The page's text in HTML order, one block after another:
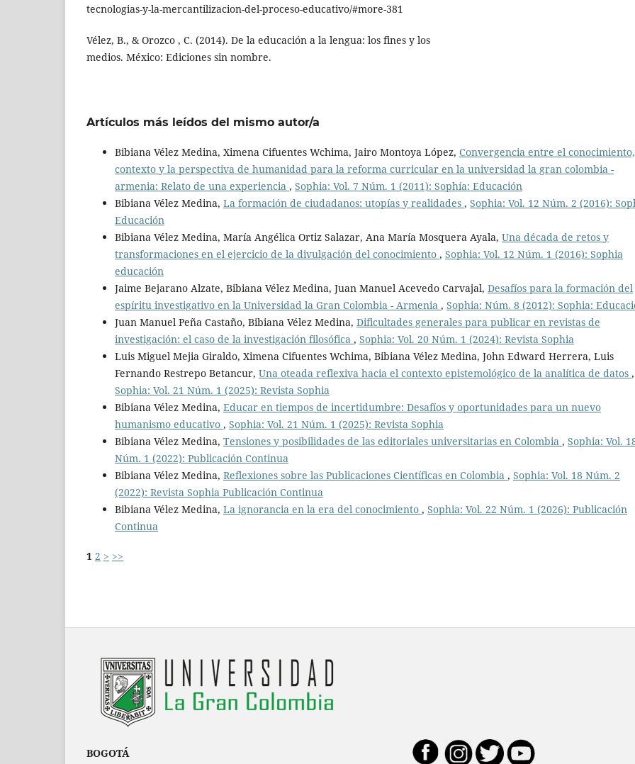
tecnologias-y-la-mercantilizacion-del-proceso-educativo/#more-381
Vélez, B., & Orozco , C. (2014). De la educación a la lengua: los fines y los
medios. México: Ediciones sin nombre.
Artículos más leídos del mismo autor/a
Bibiana Vélez Medina, Ximena Cifuentes Wchima, Jairo Montoya López, Convergencia entre el
contexto y la perspectiva de humanidad para la reforma curricular en la universidad la gran colombia -
armenia: Relato de una experiencia , Sophia: Vol. 7 Núm. 1 (2011): Sophía: Educación
Bibiana Vélez Medina, La formación de ciudadanos: utopías y realidades , Sophia: Vol. 12 Núm. 2 (2016):
Educación
Bibiana Vélez Medina, María Angélica Ortiz Salazar, Ana María Mosquera Ayala, Una década de retos y
transformaciones en el ejercicio de la divulgación del conocimiento , Sophia: Vol. 12 Núm. 1 (2016): Sophia
educación
Jaime Bejarano Alzate, Bibiana Vélez Medina, Juan Manuel Acevedo Carvajal, Desafíos para la formación del
espíritu investigativo en la Universidad la Gran Colombia - Armenia , Sophia: Núm. 8 (2012): Sophia:
Juan Manuel Peña Castaño, Bibiana Vélez Medina, Dificultades generales para publicar en revistas de
investigación: el caso de la investigación filosófica , Sophia: Vol. 20 Núm. 1 (2024): Revista Sophia
Luis Miguel Mejia Giraldo, Ximena Cifuentes Wchima, Bibiana Vélez Medina, John Edward Herrera, Luis
Fernando Restrepo Betancur, Una oteada reflexiva hacia el contexto epistemológico de la analítica de datos ,
Sophia: Vol. 21 Núm. 1 (2025): Revista Sophia
Bibiana Vélez Medina, Educar en tiempos de incertidumbre: Desafíos y oportunidades para un nuevo
humanismo educativo , Sophia: Vol. 21 Núm. 1 (2025): Revista Sophia
Bibiana Vélez Medina, Tensiones y posibilidades de las editoriales universitarias en Colombia , Sophia: Vol.
Núm. 1 (2022): Publicación Continua
Bibiana Vélez Medina, Reflexiones sobre las Publicaciones Científicas en Colombia , Sophia: Vol. 18 Núm. 2
(2022): Revista Sophia Publicación Continua
Bibiana Vélez Medina, La ignorancia en la era del conocimiento , Sophia: Vol. 22 Núm. 1 (2026): Publicación
Continua
1 2 > >>
BOGOTÁ